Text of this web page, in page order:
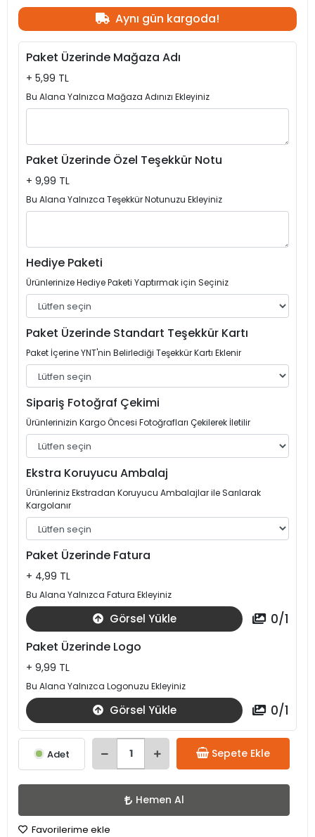
Aynı gün kargoda!
Paket Üzerinde Mağaza Adı
+ 5,99 TL
Bu Alana Yalnızca Mağaza Adınızı Ekleyiniz
Paket Üzerinde Özel Teşekkür Notu
+ 9,99 TL
Bu Alana Yalnızca Teşekkür Notunuzu Ekleyiniz
Hediye Paketi
Ürünlerinize Hediye Paketi Yaptırmak için Seçiniz
Paket Üzerinde Standart Teşekkür Kartı
Paket İçerine YNT'nin Belirlediği Teşekkür Kartı Eklenir
Sipariş Fotoğraf Çekimi
Ürünlerinizin Kargo Öncesi Fotoğrafları Çekilerek İletilir
Ekstra Koruyucu Ambalaj
Ürünleriniz Ekstradan Koruyucu Ambalajlar ile Sarılarak
Kargolanır
Paket Üzerinde Fatura
+ 4,99 TL
Bu Alana Yalnızca Fatura Ekleyiniz
Görsel Yükle 0/1
Paket Üzerinde Logo
+ 9,99 TL
Bu Alana Yalnızca Logonuzu Ekleyiniz
Görsel Yükle 0/1
Adet Sepete Ekle
Hemen Al
Favorilerime ekle